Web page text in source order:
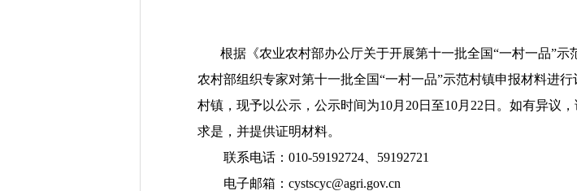
根据《农业农村部办公厅关于开展第十一批全国“一村一品”示
农村部组织专家对第十一批全国“一村一品”示范村镇申报材料进
村镇，现予以公示，公示时间为10月 20日至10月 22 日。如有异议
求是，并提供证明材料。
联系电话： 010-59192724
59192721
电子邮箱： cystscyc@agri.gov.cn